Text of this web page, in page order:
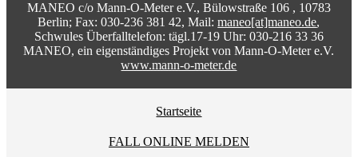
MANEO c/o Mann-O-Meter e.V., Bülowstraße 106 , 10783
Berlin; Fax: 030-236 381 42, Mail:maneo[at]maneo.de,
Schwules Überfalltelefon: tägl.17-19 Uhr: 030-216 33 36
MANEO, ein eigenständiges Projekt von Mann-O-Meter e.V.
www.mann-o-meter.de
Startseite
FALL ONLINE MELDEN